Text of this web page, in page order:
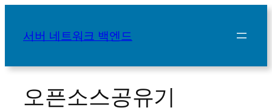
바
서버 네트워크 백엔드
오픈소스공유기